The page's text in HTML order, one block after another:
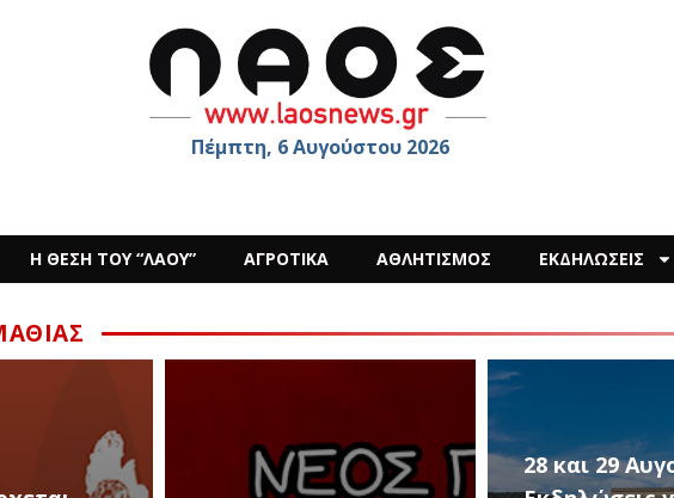
Πέμπτη, 6 Αυγούστου 2026
Η ΘΕΣΗ ΤΟΥ “ΛΑΟΥ” ΑΓΡΟΤΙΚΑ ΑΘΛΗΤΙΣΜΟΣ ΕΚΔΗΛΩΣΕΙΣ
28 και 29 Αυγούστου,